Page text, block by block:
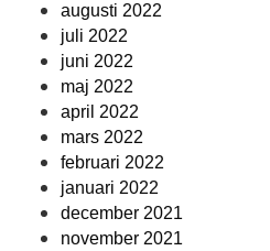
augusti 2022
juli 2022
juni 2022
maj 2022
april 2022
mars 2022
februari 2022
januari 2022
december 2021
november 2021